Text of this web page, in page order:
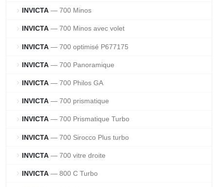
chevron_right INVICTA — 700 Minos
chevron_right INVICTA — 700 Minos avec volet
chevron_right INVICTA — 700 optimisé P677175
chevron_right INVICTA — 700 Panoramique
chevron_right INVICTA — 700 Philos GA
chevron_right INVICTA — 700 prismatique
chevron_right INVICTA — 700 Prismatique Turbo
chevron_right INVICTA — 700 Sirocco Plus turbo
chevron_right INVICTA — 700 vitre droite
chevron_right INVICTA — 800 C Turbo